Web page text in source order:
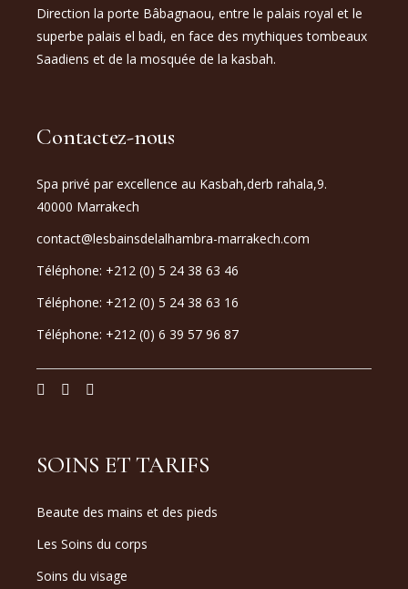
Direction la porte Bâbagnaou, entre le palais royal et le
superbe palais el badi, en face des mythiques tombeaux
Saadiens et de la mosquée de la kasbah.
Contactez-nous
Spa privé par excellence au Kasbah,derb rahala,9.
40000 Marrakech
contact@lesbainsdelalhambra-marrakech.com
Téléphone: +212 (0) 5 24 38 63 46
Téléphone: +212 (0) 5 24 38 63 16
Téléphone: +212 (0) 6 39 57 96 87
SOINS ET TARIFS
Beaute des mains et des pieds
Les Soins du corps
Soins du visage